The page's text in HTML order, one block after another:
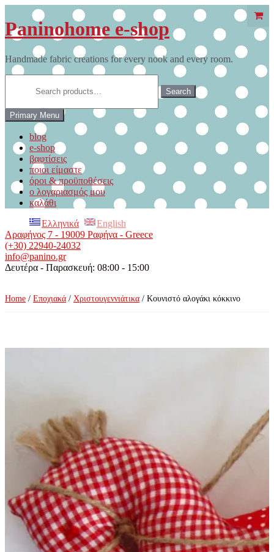
to
content
Paninohome e-shop
Handmade fabric creations for every nook and every room.
Search
Primary Menu
blog
e-shop
βαφτίσεις
ποιοι είμαστε
όροι & προϋποθέσεις
ο λογαριασμός μου
καλάθι
Ελληνικά
English
Αραφήνος 7 - 19009 Ραφήνα - Greece
(+30) 22940-24032
info@panino.gr
Δευτέρα - Παρασκευή: 08:00 - 15:00
Home / Εποχιακά / Χριστουγεννιάτικα / Κουνιστό αλογάκι κόκκινο